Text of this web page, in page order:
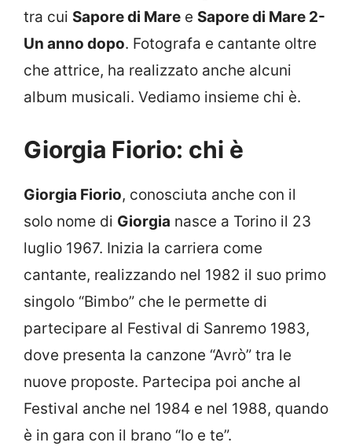
tra cui Sapore di Mare e Sapore di Mare 2-
Un anno dopo. Fotografa e cantante oltre
che attrice, ha realizzato anche alcuni
album musicali. Vediamo insieme chi è.
Giorgia Fiorio: chi è
Giorgia Fiorio, conosciuta anche con il
solo nome di Giorgia nasce a Torino il 23
luglio 1967. Inizia la carriera come
cantante, realizzando nel 1982 il suo primo
singolo “Bimbo” che le permette di
partecipare al Festival di Sanremo 1983,
dove presenta la canzone “Avrò” tra le
nuove proposte. Partecipa poi anche al
Festival anche nel 1984 e nel 1988, quando
è in gara con il brano “Io e te”.